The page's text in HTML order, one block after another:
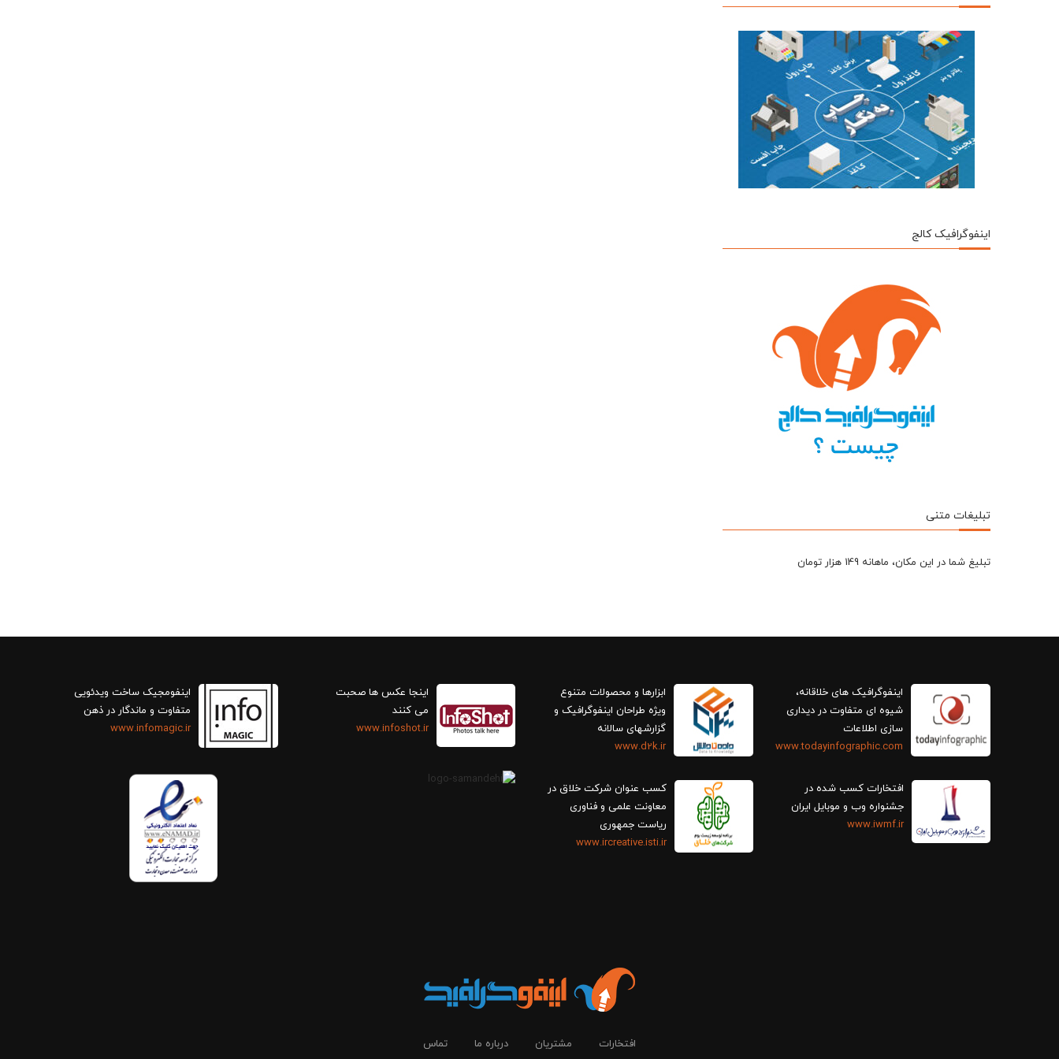
اینفوگرافیک کالج
تبلیغات متنی
تبلیغ شما در این مکان، ماهانه 149 هزار تومان
اینفوگرافیک های خلاقانه،
سازی اطلاعات
www.todayinfographic.com
افتخارات کسب شده در
جشنواره وب و موبایل ایران
www.iwmf.ir
ابزارها و محصولات متنوع
ویژه طراحان اینفوگرافیک و
گزارش‎های سالانه
www.d2k.ir
کسب عنوان شرکت خلاق در
معاونت علمی و فناوری
ریاست جمهوری
www.ircreative.isti.ir
اینجا عکس ها صحبت
می کنند
www.infoshot.ir
اینفومجیک ساخت ویدئویی
متفاوت و ماندگار در ذهن
www.infomagic.ir
افتخارات مشتریان درباره ما تماس